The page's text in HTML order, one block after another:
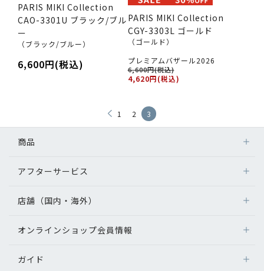
PARIS MIKI Collection
CAO-3301U ブラック/ブル
ー
（ブラック/ブルー）
6,600円(税込)
PARIS MIKI Collection
CGY-3303L ゴールド
（ゴールド）
プレミアムバザール2026
6,600円(税込)
4,620円(税込)
1 2 3
商品
アフターサービス
店舗（国内・海外）
オンラインショップ会員情報
ガイド